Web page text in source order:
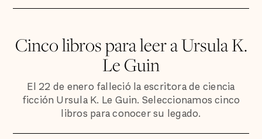
Cinco libros para leer a Ursula K.
Le Guin
El 22 de enero falleció la escritora de ciencia
ficción Ursula K. Le Guin. Seleccionamos cinco
libros para conocer su legado.